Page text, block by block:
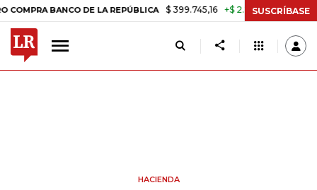
BANCO DE LA REPÚBLICA $ 399.745,16 +$ 2.295,71 +0,58% TASA
SUSCRÍBASE
HACIENDA